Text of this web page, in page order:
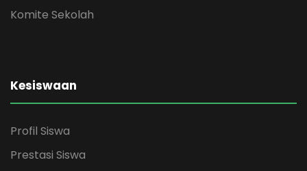
Komite Sekolah
Kesiswaan
Profil Siswa
Prestasi Siswa